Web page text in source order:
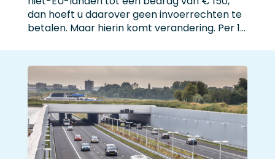
dan hoeft u daarover geen invoerrechten te
betalen. Maar hierin komt verandering. Per 1…